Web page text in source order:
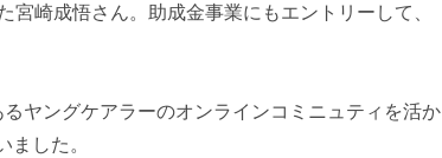
崎成悟さん。助成金事業にもエントリーして、
ヤングケアラーのオンラインコミニュティを活か
した。